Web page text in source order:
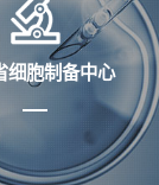
细胞制备中心